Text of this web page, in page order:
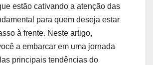
estão cativando a ‍atenção das
para quem deseja estar
à⁢ frente. Neste artigo,
a embarcar em uma jornada
principais ‍tendências⁤ do